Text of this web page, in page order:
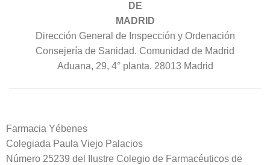
DE
MADRID
Dirección General de Inspección y Ordenación
Consejería de Sanidad. Comunidad de Madrid
Aduana, 29, 4° planta. 28013 Madrid
Farmacia Yébenes
Colegiada Paula Viejo Palacios
Número 25239 del Ilustre Colegio de Farmacéuticos de